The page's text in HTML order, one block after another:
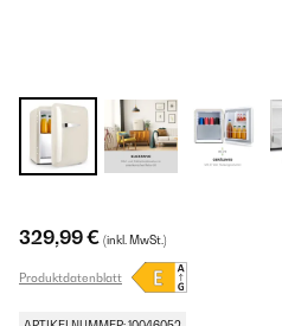
329,99 € (inkl. MwSt.)
Produktdatenblatt